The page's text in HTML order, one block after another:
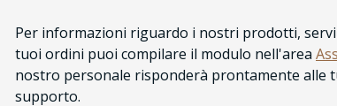
Per informazioni riguardo i nostri prodotti,
tuoi ordini puoi compilare il modulo nell'area
nostro personale risponderà prontamente alle
supporto.